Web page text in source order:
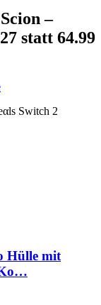
–
statt 64.99
Switch 2
Hülle mit